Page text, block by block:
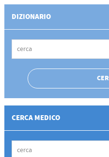
DIZIONARIO
CERCA MEDICO